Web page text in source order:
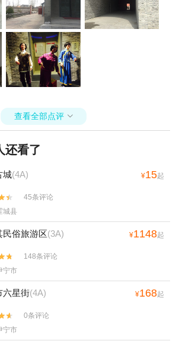
查看全部点评 
还看了
城(4A) ¥15起
45条评论
城县
民俗旅游区(3A) ¥1148起
148条评论
宁市
六星街(4A) ¥168起
0条评论
宁市